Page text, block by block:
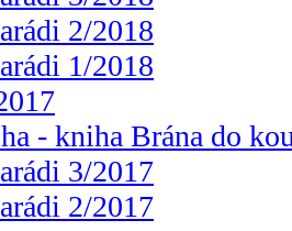
2/2018
1/2018
- kniha Brána do
3/2017
2/2017